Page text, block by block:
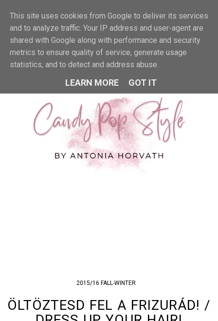
MENU
2015/16 FALL-WINTER
ÖLTÖZTESD FEL A FRIZURÁD! /
This site uses cookies from Google to deliver its services
and to analyze traffic. Your IP address and user-agent are
shared with Google along with performance and security
metrics to ensure quality of service, generate usage
statistics, and to detect and address abuse.
LEARN MORE GOT IT